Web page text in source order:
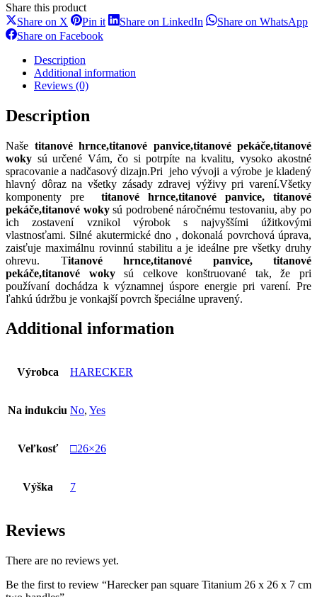
Share this product
Share on X Share
on
X
Pin itShareShare on LinkedIn ShareShare on WhatsApp
Share on FacebookShare
Description
Additional information
Reviews (0)
Description
Naše titanové hrnce,titanové panvice,titanové pekáče,titanové
woky sú určené Vám, čo si potrpíte na kvalitu, vysoko akostné
spracovanie a nadčasový dizajn.Pri jeho vývoji a výrobe je kladený
hlavný dôraz na všetky zásady zdravej výživy pri varení.Všetky
komponenty pre titanové hrnce,titanové panvice, titanové
pekáče,titanové wokysú podrobené náročnému testovaniu, aby po
ich zostavení vznikol výrobok s najvyššími úžitkovými
vlastnosťami. Silné akutermické dno , dokonalá povrchová úprava,
zaisťuje maximálnu rovinnú stabilitu a je ideálne pre všetky druhy
ohrevu. Titanové hrnce,titanové panvice, titanové
pekáče,titanové wokysú celkove konštruované tak, že pri
používaní dochádza k významnej úspore energie pri varení. Pre
ľahkú údržbu je vonkajší povrch špeciálne upravený.
Additional information
Výrobca HARECKER
Na indukciu No, Yes
Veľkosť □26×26
Výška 7
Reviews
There are no reviews yet.
Be the first to review “Harecker pan square Titanium 26 x 26 x 7 cm